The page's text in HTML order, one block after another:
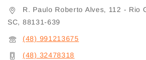
R. Paulo Roberto Alves, 112 - Rio
SC, 88131-639
(48) 991213675
(48) 32478318